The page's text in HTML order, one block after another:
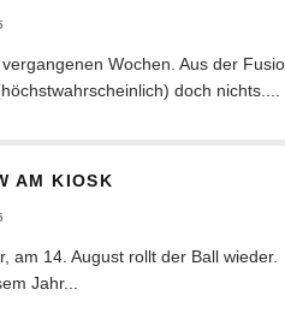
Wochen. Aus der
doch nichts.
AM KIOSK
am 14. August rollt der Ball wieder.
Jahr...